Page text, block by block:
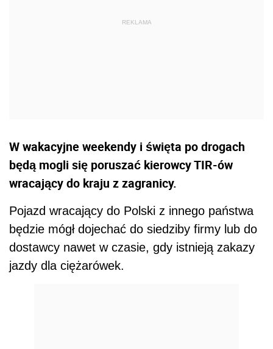
W wakacyjne weekendy i święta po drogach
będą mogli się poruszać kierowcy TIR-ów
wracający do kraju z zagranicy.
Pojazd wracający do Polski z innego państwa
będzie mógł dojechać do siedziby firmy lub do
dostawcy nawet w czasie, gdy istnieją zakazy
jazdy dla ciężarówek.